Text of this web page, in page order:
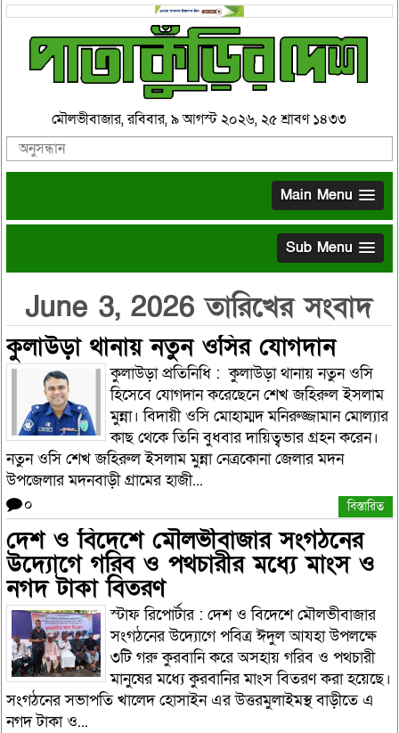
মৌলভীবাজার, রবিবার, ৯ আগস্ট ২০২৬, ২৫ শ্রাবণ ১৪৩৩
Main Menu
Sub Menu
June 3, 2026 তারিখের সংবাদ
কুলাউড়া থানায় নতুন ওসির যোগদান
কুলাউড়া প্রতিনিধি : কুলাউড়া থানায় নতুন ওসি
হিসেবে যোগদান করেছেনে শেখ জহিরুল ইসলাম
মুন্না। বিদায়ী ওসি মোহাম্মদ মনিরুজ্জামান মোল্যার
কাছ থেকে তিনি বুধবার দায়িত্বভার গ্রহন করেন।
নতুন ওসি শেখ জহিরুল ইসলাম মুন্না নেত্রকোনা জেলার মদন
উপজেলার মদনবাড়ী গ্রামের হাজী...
০ বিস্তারিত
দেশ ও বিদেশে মৌলভীবাজার সংগঠনের
উদ্যোগে গরিব ও পথচারীর মধ্যে মাংস ও
নগদ টাকা বিতরণ
স্টাফ রিপোর্টার : দেশ ও বিদেশে মৌলভীবাজার
সংগঠনের উদ্যোগে পবিত্র ঈদুল আযহা উপলক্ষে
৩টি গরু কুরবানি করে অসহায় গরিব ও পথচারী
মানুষের মধ্যে কুরবানির মাংস বিতরণ করা হয়েছে।
সংগঠনের সভাপতি খালেদ হোসাইন এর উত্তরমুলাইমস্থ বাড়ীতে এ
নগদ টাকা ও...